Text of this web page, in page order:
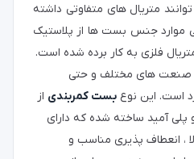
متریال های متفاوتی داشته
موارد جنس بست ها از پلاستیک
فلزی به کار برده شده است.
صنعت های مختلف و حتی
است. این نوع بست کمربندی از
پلی آمید ساخته شده که دارای
، انعطاف پذیری مناسب و